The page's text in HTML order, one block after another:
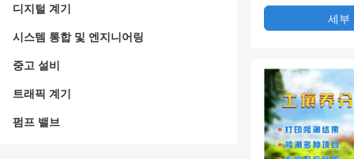
디지털 계기
시스템 통합 및 엔지니어링
중고 설비
트래픽 계기
펌프 밸브
세부